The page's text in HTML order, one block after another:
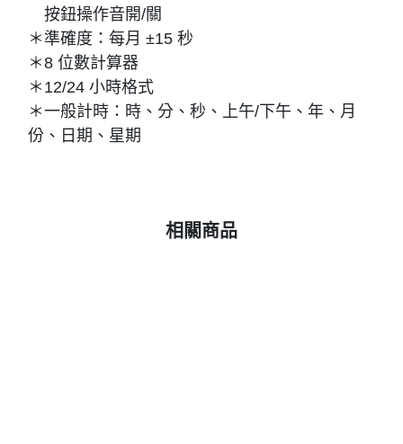
按鈕操作音開/關
＊準確度：每月 ±15 秒
＊8 位數計算器
＊12/24 小時格式
＊一般計時：時、分、秒、上午/下午、年、月
份、日期、星期
相關商品